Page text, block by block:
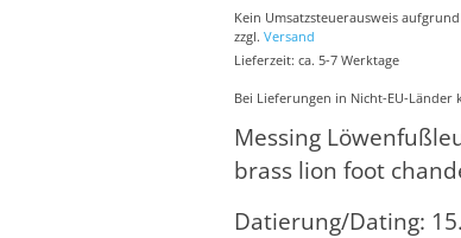
Kein Umsatzsteuerausweis
zzgl.Versand
Lieferzeit: ca. 5-7 Werktage
Bei Lieferungen in Nicht-EU-
Messing
brass lion foot
Datierung/Dating: